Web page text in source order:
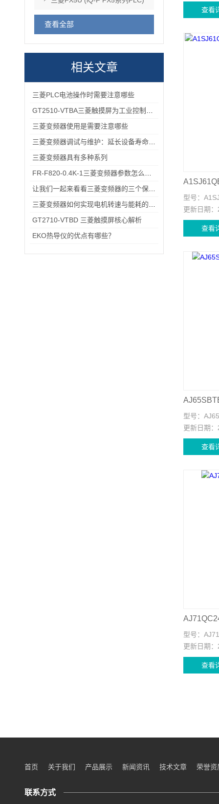
查看全部
相关文章
三菱PLC电池操作时需要注意哪些
三菱变频器使用是需要注意哪些
三菱变频器具有多种系列
GT2710-VTBD 三菱触摸屏核心解析
EKO热导仪的优点有哪些？
查看
型号：
更新日期：
查看
型号：
更新日期：
查看
型号：
更新日期：
查看
首页 关于我们 产品展示 新闻资讯 技术文章 荣誉资
联系方式